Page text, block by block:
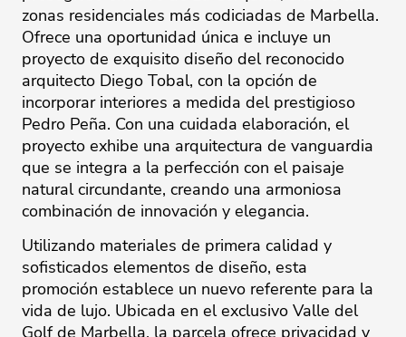
zonas residenciales más codiciadas de Marbella.
Ofrece una oportunidad única e incluye un
proyecto de exquisito diseño del reconocido
arquitecto Diego Tobal, con la opción de
incorporar interiores a medida del prestigioso
Pedro Peña. Con una cuidada elaboración, el
proyecto exhibe una arquitectura de vanguardia
que se integra a la perfección con el paisaje
natural circundante, creando una armoniosa
combinación de innovación y elegancia.
Utilizando materiales de primera calidad y
sofisticados elementos de diseño, esta
promoción establece un nuevo referente para la
vida de lujo. Ubicada en el exclusivo Valle del